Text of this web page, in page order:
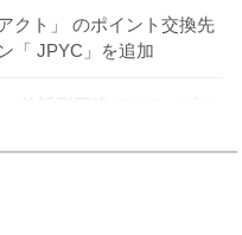
アクト」 のポイント交換先
「 JPYC」を追加
信託型円建てステーブル